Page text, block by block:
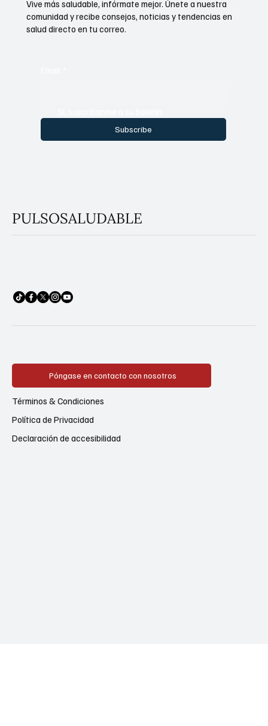
Subscribe
Vive más saludable, infórmate mejor. Únete a nuestra
comunidad y recibe consejos, noticias y tendencias en
salud directo en tu correo.
PULSOSALUDABLE
Póngase en contacto con nosotros
Política de Privacidad
Términos & Condiciones
Declaración de accesibilidad